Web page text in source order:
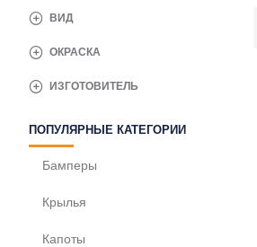
ОКРАСКА
ИЗГОТОВИТЕЛЬ
ВИД
ПОПУЛЯРНЫЕ КАТЕГОРИИ
Бамперы
Крылья
Капоты